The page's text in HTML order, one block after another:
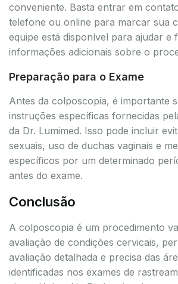
conveniente. Basta entrar em
telefone ou online para marcar sua
equipe está disponível para ajudar e
informações adicionais sobre o
Preparação para o Exame
Antes da colposcopia, é importante
instruções específicas fornecidas
da Dr. Lumimed. Isso pode incluir
sexuais, uso de duchas vaginais e
específicos por um determinado
antes do exame.
Conclusão
A colposcopia é um procedimento
avaliação de condições cervicais,
avaliação detalhada e precisa das
identificadas nos exames de